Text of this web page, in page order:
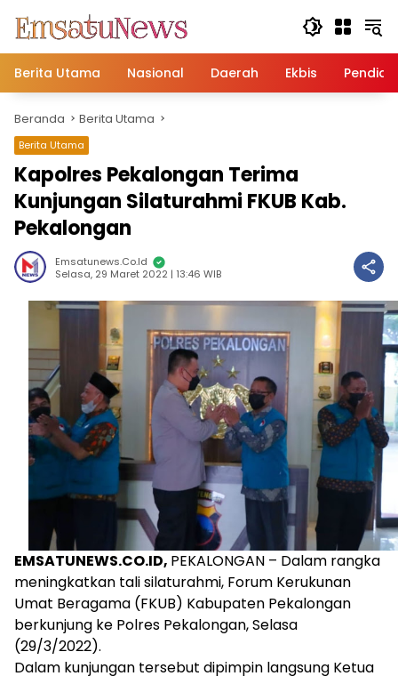
konten
Berita Utama
Nasional Daerah Ekbis
Beranda Berita Utama
Berita Utama
Kapolres Pekalongan Terima
Kunjungan Silaturahmi FKUB Kab.
Pekalongan
Emsatunews.co.id
Selasa, 29 Maret 2022 | 13:46 WIB
EMSATUNEWS.CO.ID, PEKALONGAN – Dalam rangka
meningkatkan tali silaturahmi, Forum Kerukunan
Umat Beragama (FKUB) Kabupaten Pekalongan
berkunjung ke Polres Pekalongan, Selasa
(29/3/2022).
Dalam kunjungan tersebut dipimpin langsung Ketua